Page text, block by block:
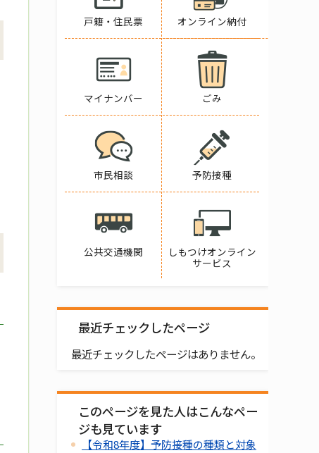
戸籍・住民票 オンライン納付
マイナンバー ごみ
市民相談 予防接種
公共交通機関
しもつけオンライン
サービス
最近チェックしたページ
最近チェックしたページはありません。
このページを見た人はこんなペー
ジも見ています
【令和8年度】予防接種の種類と対象